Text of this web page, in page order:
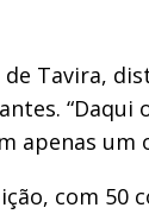
Tavira,
apenas um
com